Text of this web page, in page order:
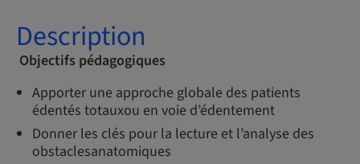
Description
Objectifs pédagogiques
Apporter une approche globale des patients
édentés totauxou en voie d’édentement
Donner les clés pour la lecture et l’analyse des
obstaclesanatomiques